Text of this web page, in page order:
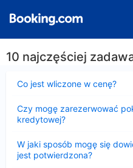
10 najczęściej
Co jest wliczone w cenę?
Czy mogę zarezerwować
kredytowej?
W jaki sposób mogę się
jest potwierdzona?